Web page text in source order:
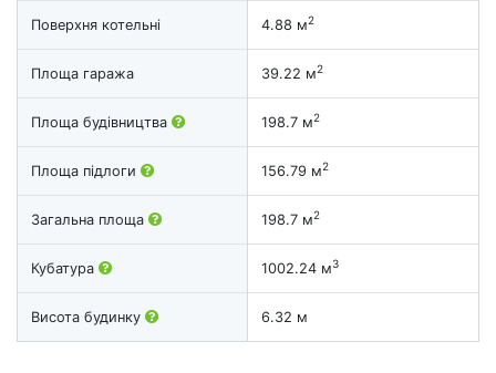
Поверхня котельні 4.88 м2
Площа гаража 39.22 м2
Площа будівництва 198.7 м2
Площа підлоги 156.79 м2
Загальна площа 198.7 м2
Кубатура 1002.24 м3
Висота будинку 6.32 м